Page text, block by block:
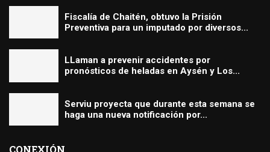
Fiscalía de Chaitén, obtuvo la Prisión
Preventiva para un imputado por diversos...
LLaman a prevenir accidentes por
pronósticos de heladas en Aysén y Los...
Serviu proyecta que durante esta semana se
haga una nueva notificación por...